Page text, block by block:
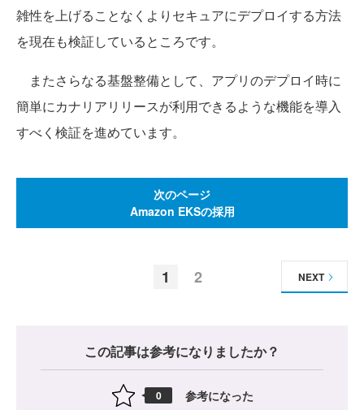
雑性を上げることなくよりセキュアにデプロイする方法
を現在も検証しているところです。
またさらなる基盤整備として、アプリのデプロイ時に
簡単にカナリアリリースが利用できるような機能を導入
すべく検証を進めています。
次のページ
Amazon EKSの採用
1 2 NEXT
この記事は参考になりましたか？
0 参考になった